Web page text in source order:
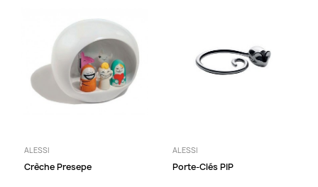
ALESSI
Crèche Presepe
ALESSI
Porte-Clés PIP